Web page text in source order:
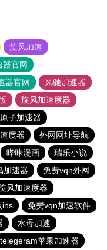
旋风加速
器官网
器官网
风驰加速器
旋风加速度器
原子加速器
度器
外网网址导航
哔咔漫画
瑞乐小说
加速器
免费vqn外网
风加速度器
ins
免费vqn加速软件
水母加速
telegeram苹果加速器